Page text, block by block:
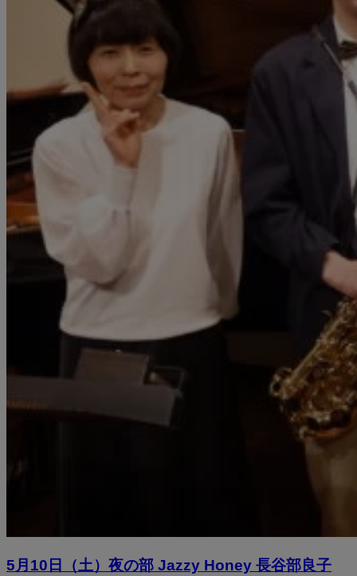
5月10日（土）夜の部 Jazzy Honey 長谷部良子